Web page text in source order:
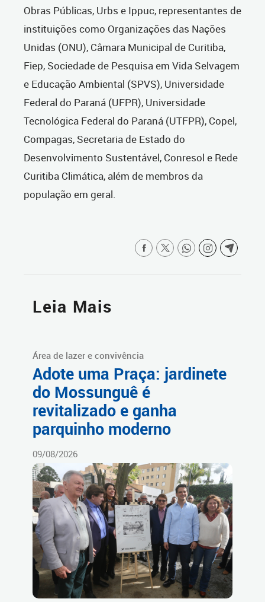
Obras Públicas, Urbs e Ippuc, representantes de
instituições como Organizações das Nações
Unidas (ONU), Câmara Municipal de Curitiba,
Fiep, Sociedade de Pesquisa em Vida Selvagem
e Educação Ambiental (SPVS), Universidade
Federal do Paraná (UFPR), Universidade
Tecnológica Federal do Paraná (UTFPR), Copel,
Compagas, Secretaria de Estado do
Desenvolvimento Sustentável, Conresol e Rede
Curitiba Climática, além de membros da
população em geral.
Leia Mais
Área de lazer e convivência
Adote uma Praça: jardinete
do Mossunguê é
revitalizado e ganha
parquinho moderno
09/08/2026